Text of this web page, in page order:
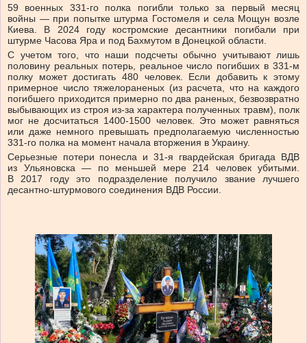
59 военных 331-го полка погибли только за первый месяц
войны — при попытке штурма Гостомеля и села Мощун возле
Киева. В 2024 году костромские десантники погибали при
штурме Часова Яра и под Бахмутом в Донецкой области.
С учетом того, что наши подсчеты обычно учитывают лишь
половину реальных потерь, реальное число погибших в 331-м
полку может достигать 480 человек. Если добавить к этому
примерное число тяжелораненых (из расчета, что на каждого
погибшего приходится примерно по два раненых, безвозвратно
выбывающих из строя из-за характера полученных травм), полк
мог не досчитаться 1400-1500 человек. Это может равняться
или даже немного превышать предполагаемую численностью
331-го полка на момент начала вторжения в Украину.
Серьезные потери понесла и 31-я гвардейская бригада ВДВ
из Ульяновска — по меньшей мере 214 человек убитыми.
В 2017 году это подразделение получило звание лучшего
десантно-штурмового соединения ВДВ России.